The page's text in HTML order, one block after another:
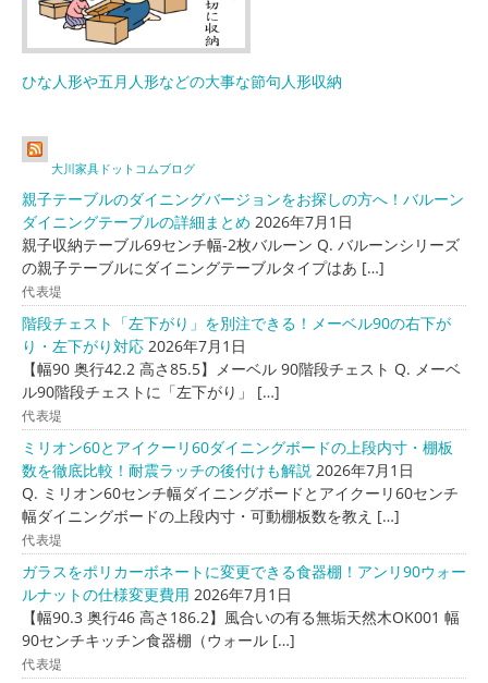
ひな人形や五月人形などの大事な節句人形収納
大川家具ドットコムブログ
親子テーブルのダイニングバージョンをお探しの方へ！バルーン
ダイニングテーブルの詳細まとめ 2026年7月1日
親子収納テーブル69センチ幅-2枚バルーン Q. バルーンシリーズ
の親子テーブルにダイニングテーブルタイプはあ […]
代表堤
階段チェスト「左下がり」を別注できる！メーベル90の右下が
り・左下がり対応 2026年7月1日
【幅90 奥行42.2 高さ85.5】メーベル 90階段チェスト Q. メーベ
ル90階段チェストに「左下がり」 […]
代表堤
ミリオン60とアイクーリ60ダイニングボードの上段内寸・棚板
数を徹底比較！耐震ラッチの後付けも解説 2026年7月1日
Q. ミリオン60センチ幅ダイニングボードとアイクーリ60センチ
幅ダイニングボードの上段内寸・可動棚板数を教え […]
代表堤
ガラスをポリカーボネートに変更できる食器棚！アンリ90ウォー
ルナットの仕様変更費用 2026年7月1日
【幅90.3 奥行46 高さ186.2】風合いの有る無垢天然木OK001 幅
90センチキッチン食器棚（ウォール […]
代表堤